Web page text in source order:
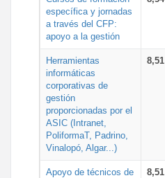
específica y jornadas
a través del CFP:
apoyo a la gestión
Herramientas
informáticas
corporativas de
gestión
proporcionadas por el
ASIC (Intranet,
PoliformaT, Padrino,
Vinalopó, Algar...)
8,51
Apoyo de técnicos de
8,51